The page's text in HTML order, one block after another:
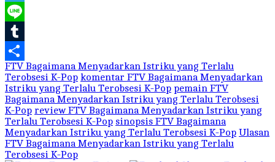
Link
Telegram
Line
Tumblr
Share
FTV Bagaimana Menyadarkan Istriku yang Terlalu
Terobsesi K-Pop komentar FTV Bagaimana Menyadarkan
Istriku yang Terlalu Terobsesi K-Pop pemain FTV
Bagaimana Menyadarkan Istriku yang Terlalu Terobsesi
K-Pop review FTV Bagaimana Menyadarkan Istriku yang
Terlalu Terobsesi K-Pop sinopsis FTV Bagaimana
Menyadarkan Istriku yang Terlalu Terobsesi K-Pop Ulasan
FTV Bagaimana Menyadarkan Istriku yang Terlalu
Terobsesi K-Pop